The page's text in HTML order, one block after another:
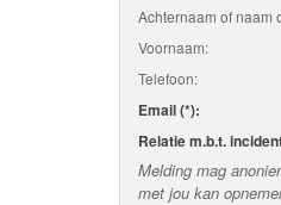
Achternaam of naam
Voornaam:
Telefoon:
Email (*):
Relatie m.b.t.
Melding mag
met jou kan